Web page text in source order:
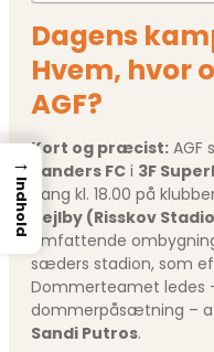
Dagens
Hvem, hvor
AGF?
Kort og præcist: AGF
Randers FC i 3F
gang kl. 18.00 på
Vejlby (Risskov
omfattende
sæders stadion, som
Dommerteamet ledes –
dommerpåsætning –
Sandi Putros.
→
Indhold